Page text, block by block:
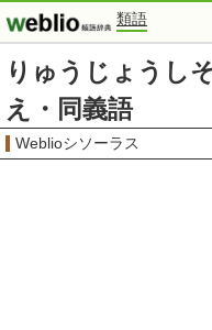
類語
りゅうじょうし
え・同義語
Weblioシソーラス